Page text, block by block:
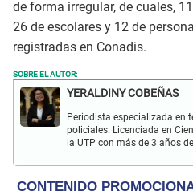
de forma irregular, de cuales,
26 de escolares y 12 de
registradas en Conadis.
SOBRE EL AUTOR:
YERALDINY COBEÑAS
Periodista especializada en
policiales. Licenciada en
la UTP con más de 3 años
en temas relacionados con
policiales.